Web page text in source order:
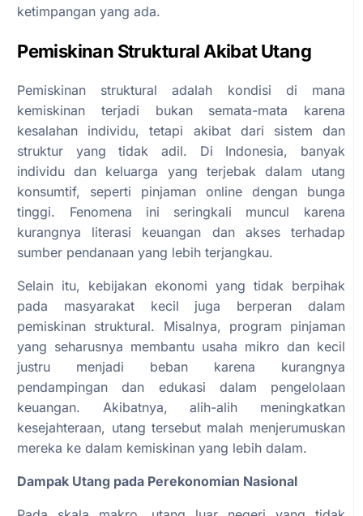
ketimpangan yang ada.
Pemiskinan Struktural Akibat Utang
Pemiskinan struktural adalah kondisi di mana
kemiskinan terjadi bukan semata-mata karena
kesalahan individu, tetapi akibat dari sistem dan
struktur yang tidak adil. Di Indonesia, banyak
individu dan keluarga yang terjebak dalam utang
konsumtif, seperti pinjaman online dengan bunga
tinggi. Fenomena ini seringkali muncul karena
kurangnya literasi keuangan dan akses terhadap
sumber pendanaan yang lebih terjangkau.
Selain itu, kebijakan ekonomi yang tidak berpihak
pada masyarakat kecil juga berperan dalam
pemiskinan struktural. Misalnya, program pinjaman
yang seharusnya membantu usaha mikro dan kecil
justru menjadi beban karena kurangnya
pendampingan dan edukasi dalam pengelolaan
keuangan. Akibatnya, alih-alih meningkatkan
kesejahteraan, utang tersebut malah menjerumuskan
mereka ke dalam kemiskinan yang lebih dalam.
Dampak Utang pada Perekonomian Nasional